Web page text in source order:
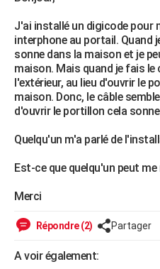
Essais
Réserver un essai
Citadines
Berlines
SUV
Forum auto
+HIGH-TECH
Mobiles
Meilleur smartphone
Internet
Ordinateurs
Jeux vidéo
Guide high-tech
+BRICOLAGE
Forum
Aménagement intérieur
Extérieur
Cuisine
Salle de bains
Jardinage
Rangement
WEEK-END
Guides de France
Escapades
Patrimoine
Expositions
Musées
Week-end nature
LIFESTYLE
Modes de vie
Alimentation
Guide de la santé
Maladies
Médicaments
Sommeil
J'ai installé un digicode pour
interphone au portail. Quand
sonne dans la maison et je
maison. Mais quand je fais le
l'extérieur, au lieu d'ouvrir le
maison. Donc, le câble
d'ouvrir le portillon cela
Quelqu'un m'a parlé de
Est-ce que quelqu'un peut me
Merci
Répondre (2) Partager
A voir également: